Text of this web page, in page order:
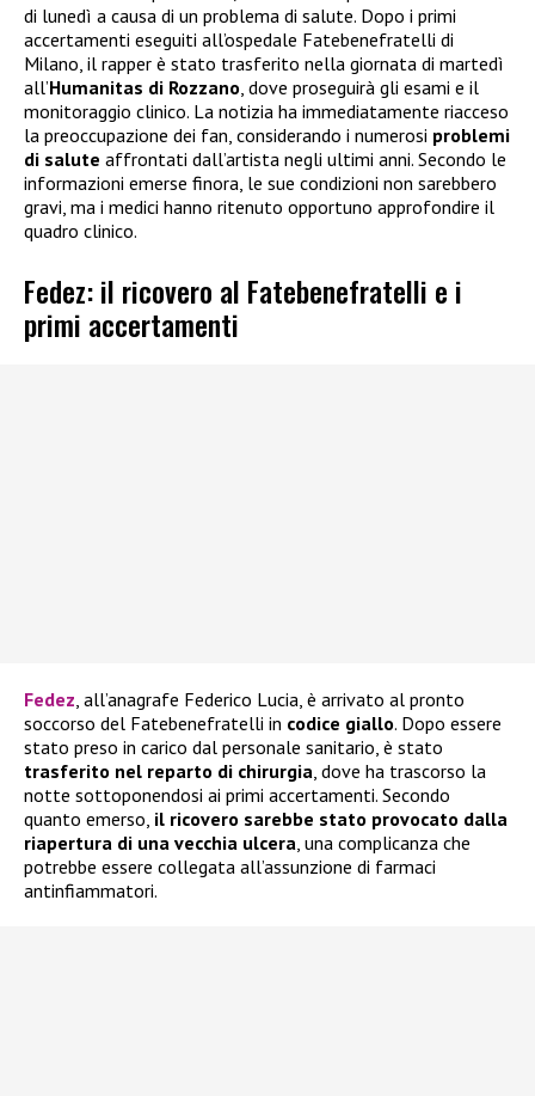
di lunedì a causa di un problema di salute. Dopo i primi
accertamenti eseguiti all’ospedale Fatebenefratelli di
Milano, il rapper è stato trasferito nella giornata di martedì
all’Humanitas di Rozzano , dove proseguirà gli esami e il
monitoraggio clinico. La notizia ha immediatamente riacceso
la preoccupazione dei fan, considerando i numerosi problemi
di salute affrontati dall’artista negli ultimi anni. Secondo le
informazioni emerse finora, le sue condizioni non sarebbero
gravi, ma i medici hanno ritenuto opportuno approfondire il
quadro clinico.
Fedez: il ricovero al Fatebenefratelli e i
primi accertamenti
Fedez, all’anagrafe Federico Lucia, è arrivato al pronto
soccorso del Fatebenefratelli in codice giallo. Dopo essere
stato preso in carico dal personale sanitario, è stato
trasferito nel reparto di chirurgia, dove ha trascorso la
notte sottoponendosi ai primi accertamenti. Secondo
quanto emerso, il ricovero sarebbe stato provocato dalla
riapertura di una vecchia ulcera, una complicanza che
potrebbe essere collegata all’assunzione di farmaci
antinfiammatori.